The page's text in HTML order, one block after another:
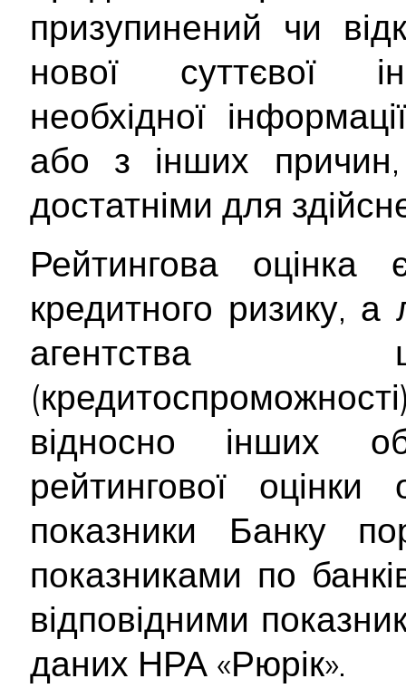
призупинений чи
нової суттєвої
необхідної
або з інших причин,
достатніми для
Рейтингова
кредитного ризику,
агентства
відносно інших
рейтингової оцінки
показники Банку
показниками по
відповідними
даних НРА «Рюрік».